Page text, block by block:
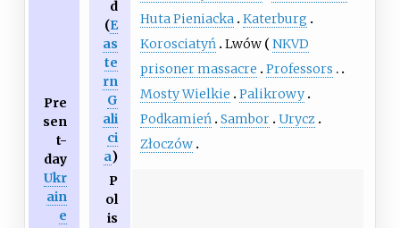
Pre
sen
t-
day
Ukr
ain
e
d
(E
as
te
rn
G
ali
ci
a)
Huta Pieniacka Katerburg
Korosciatyń Lwów
NKVD
prisoner massacre
Professors
Mosty Wielkie
Palikrowy
Podkamień Sambor Urycz
Złoczów
P
ol
is